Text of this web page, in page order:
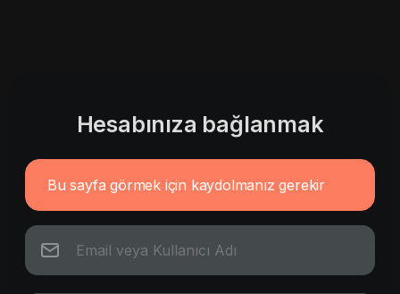
Hesabınıza bağlanmak
Bu sayfa görmek için kaydolmanız gerekir